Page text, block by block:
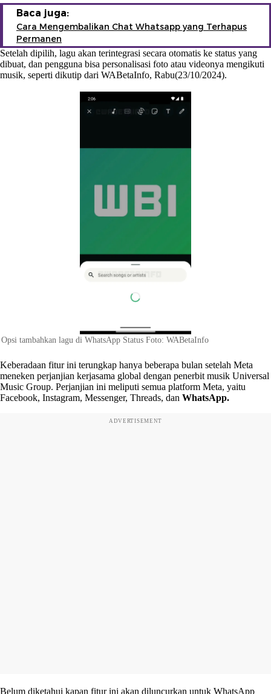
Baca juga:
Cara Mengembalikan Chat Whatsapp yang Terhapus
Permanen
Setelah dipilih, lagu akan terintegrasi secara otomatis ke status yang
dibuat, dan pengguna bisa personalisasi foto atau videonya mengikuti
musik, seperti dikutip dari WABetaInfo, Rabu(23/10/2024).
Opsi tambahkan lagu di WhatsApp Status Foto: WABetaInfo
Keberadaan fitur ini terungkap hanya beberapa bulan setelah Meta
meneken perjanjian kerjasama global dengan penerbit musik Universal
Music Group. Perjanjian ini meliputi semua platform Meta, yaitu
Facebook, Instagram, Messenger, Threads, dan WhatsApp.
ADVERTISEMENT
Belum diketahui kapan fitur ini akan diluncurkan untuk WhatsApp